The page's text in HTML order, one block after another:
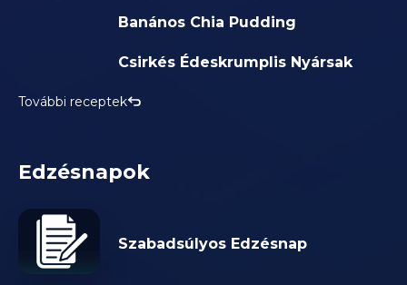
Banános Chia Pudding
Csirkés Édeskrumplis Nyársak
További receptek
Edzésnapok
Szabadsúlyos Edzésnap